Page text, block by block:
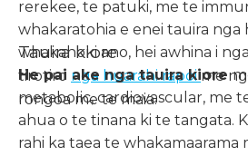
rerekee, te patuki, me te
whakaratohia e enei tauira
whakahoki ano, hei awhina i
tirotiro nga huarahi rapoime
rongoa me te maia.
Tauira kiore
He pai ake nga tauira kiore
metabolic, cardiovascular, me
ahua o te tinana ki te tangata.
rahi ka taea te whakamaarama